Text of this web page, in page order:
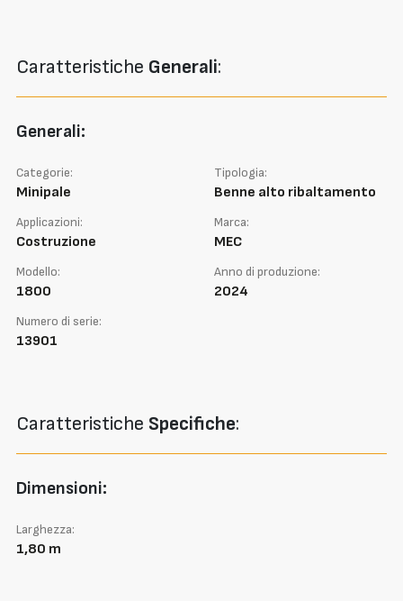
Caratteristiche Generali:
Generali:
Categorie:
Minipale
Tipologia:
Benne alto ribaltamento
Applicazioni:
Costruzione
Marca:
MEC
Modello:
1800
Anno di produzione:
2024
Numero di serie:
13901
Caratteristiche Specifiche:
Dimensioni:
Larghezza:
1,80 m